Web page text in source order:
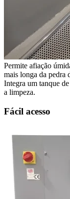
Permite afiação
mais longa da pedra
Integra um tanque
a limpeza.
Fácil acesso